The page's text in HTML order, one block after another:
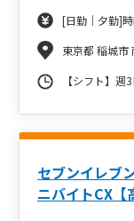
[日勤｜夕勤]
東京都 稲城市
【シフト】週
セブンイレブ
ニバイトCX【